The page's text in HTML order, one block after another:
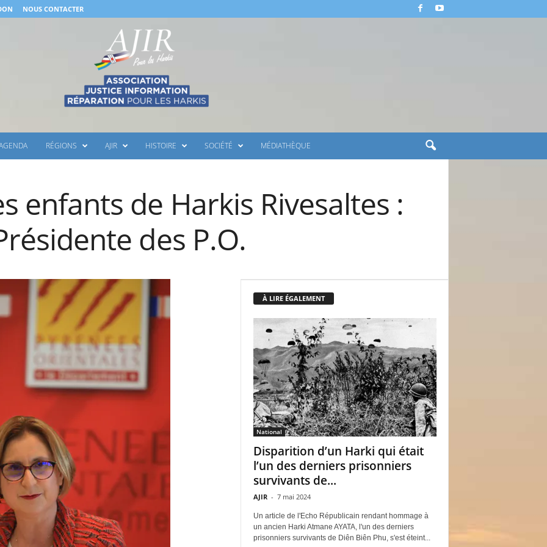
NOUS CONTACTER
RÉGIONS AJIR HISTOIRE SOCIÉTÉ MÉDIATHÈQUE
enfants de Harkis Rivesaltes :
des P.O.
À LIRE ÉGALEMENT
National
Disparition d’un Harki qui était
l’un des derniers prisonniers
survivants de...
AJIR - 7 mai 2024
Un article de l'Echo Républicain rendant hommage à
un ancien Harki Atmane AYATA, l'un des derniers
prisonniers survivants de Diên Biên Phu, s'est éteint...